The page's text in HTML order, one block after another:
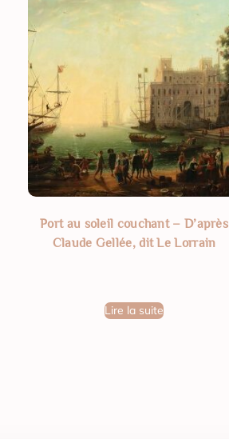
Port au soleil couchant – D’après
Claude Gellée, dit Le Lorrain
Lire la suite